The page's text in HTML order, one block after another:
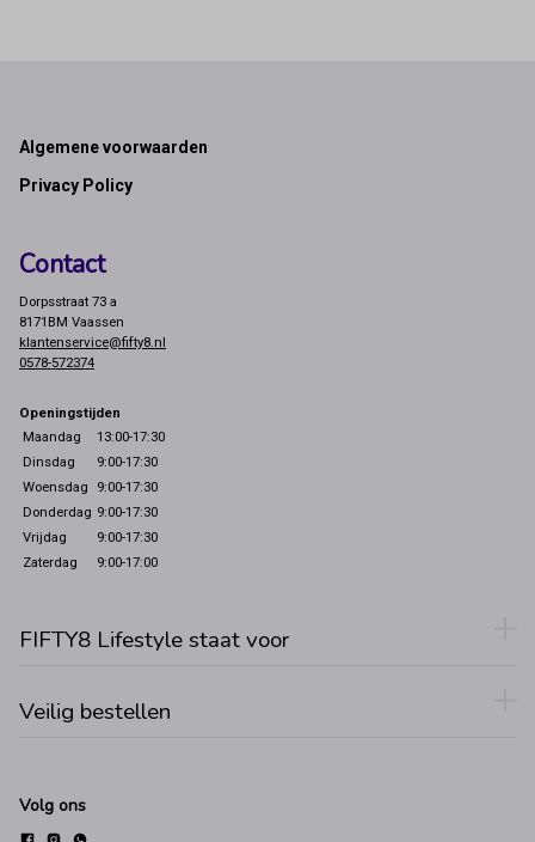
Footer
Algemene voorwaarden
Privacy Policy
Contact
Dorpsstraat 73 a
8171BM Vaassen
klantenservice@fifty8.nl
0578-572374
Openingstijden
Maandag
13:00-17:30
Dinsdag
9:00-17:30
Woensdag
9:00-17:30
Donderdag 9:00-17:30
Vrijdag
9:00-17:30
Zaterdag
9:00-17:00
FIFTY8 Lifestyle staat voor
Veilig bestellen
Volg ons